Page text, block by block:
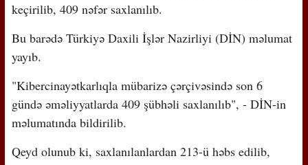
keçirilib, 409 nəfər saxlanılıb.
Bu barədə Türkiyə Daxili İşlər Nazirliyi (DİN) məlumat
yayıb.
"Kibercinayətkarlıqla mübarizə çərçivəsində son 6
gündə əməliyyatlarda 409 şübhəli saxlanılıb", - DİN-in
məlumatında bildirilib.
Qeyd olunub ki, saxlanılanlardan 213-ü həbs edilib,